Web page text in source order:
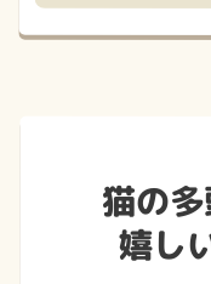
猫の
嬉し